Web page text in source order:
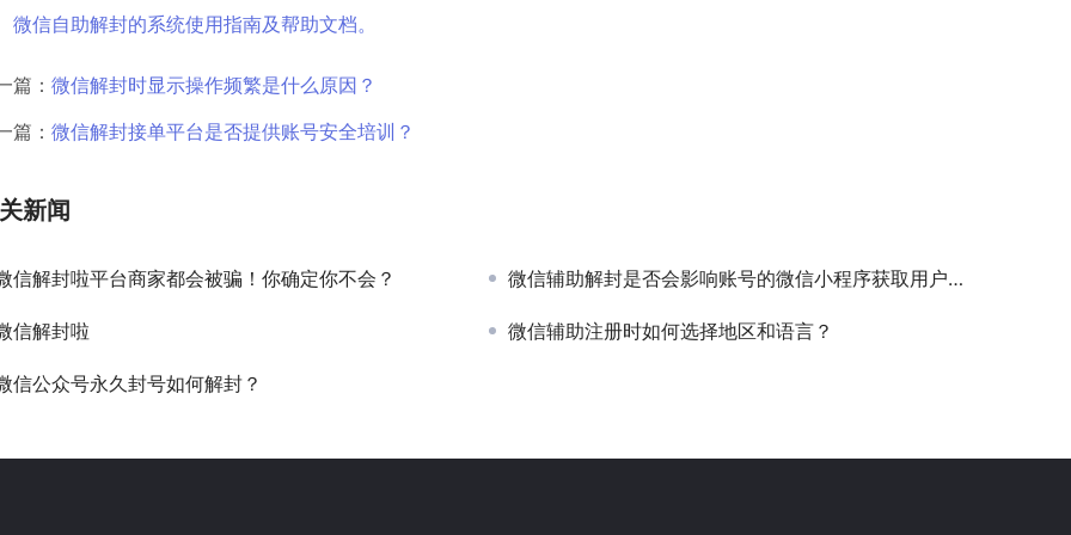
微信自助解封的系统使用指南及帮助文档。
篇： 微信解封时显示操作频繁是什么原因？
篇： 微信解封接单平台是否提供账号安全培训？
新闻
信解封啦平台商家都会被骗！你确定你不会？ 微信辅助解封是否会影响账号的微信小程序获取用户基本信息（昵称、头像等）功能？
信解封啦 微信辅助注册时如何选择地区和语言？
信公众号永久封号如何解封？